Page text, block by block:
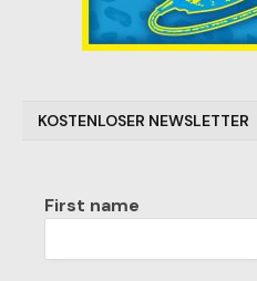
KOSTENLOSER NEWSLETTER
First name